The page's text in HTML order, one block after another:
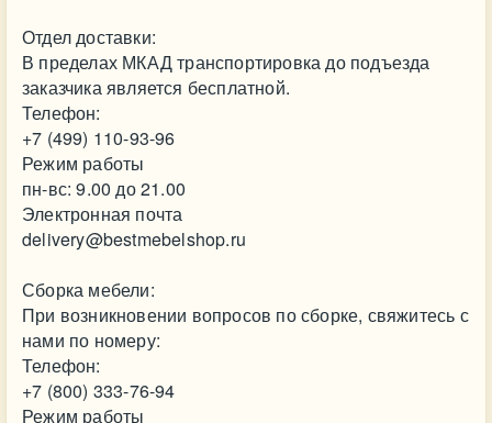
Отдел доставки:
В пределах МКАД транспортировка до подъезда
заказчика является бесплатной.
Телефон:
+7 (499) 110-93-96
Режим работы
пн-вс: 9.00 до 21.00
Электронная почта
delivery@bestmebelshop.ru
Сборка мебели:
При возникновении вопросов по сборке, свяжитесь с
нами по номеру:
Телефон:
+7 (800) 333-76-94
Режим работы